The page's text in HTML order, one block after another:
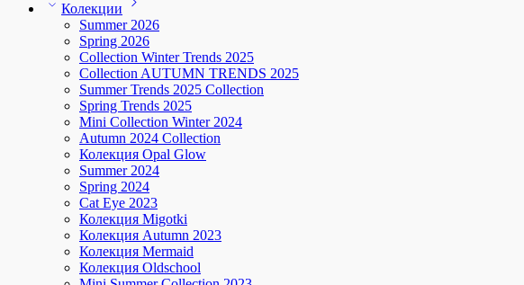
Колекции
Summer 2026
Spring 2026
Collection Winter Trends 2025
Collection AUTUMN TRENDS 2025
Summer Trends 2025 Collection
Spring Trends 2025
Mini Collection Winter 2024
Autumn 2024 Collection
Колекция Opal Glow
Summer 2024
Spring 2024
Cat Eye 2023
Колекция Migotki
Колекция Autumn 2023
Колекция Mermaid
Колекция Oldschool